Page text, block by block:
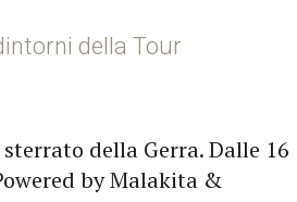
della Tour
della Gerra. Dalle 16
by Malakita &